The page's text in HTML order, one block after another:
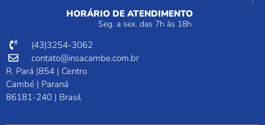
HORÁRIO DE ATENDIMENTO
Seg. a sex. das 7h às 18h
(43)3254-3062
contato@insacambe.com.br
R. Pará |854 | Centro
Cambé | Paraná
86181-240 | Brasil